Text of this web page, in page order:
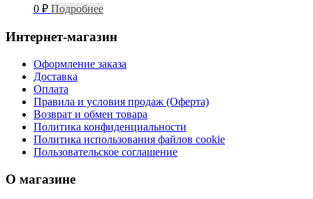
0 ₽ Подробнее
Интернет-магазин
Оформление заказа
Доставка
Оплата
Правила и условия продаж (Оферта)
Возврат и обмен товара
Политика конфиденциальности
Политика использования файлов cookie
Пользовательское соглашение
О магазине